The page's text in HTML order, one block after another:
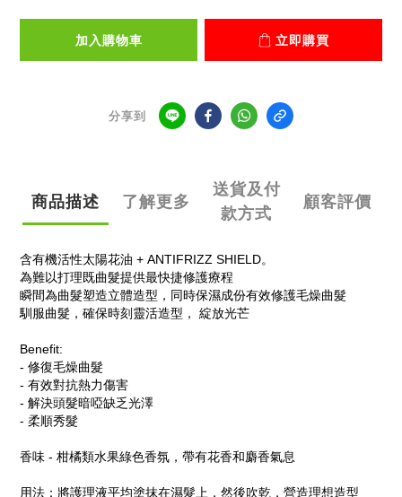
加入購物車 立即購買
分享到
商品描述 了解更多
送貨及付
款方式
顧客評價
含有機活性太陽花油 + ANTIFRIZZ SHIELD。
為難以打理既曲髮提供最快捷修護療程
瞬間為曲髮塑造立體造型，同時保濕成份有效修護毛燥曲髮
馴服曲髮，確保時刻靈活造型， 綻放光芒
Benefit:
- 修復毛燥曲髮
- 有效對抗熱力傷害
- 解決頭髮暗啞缺乏光澤
- 柔順秀髮
香味 - 柑橘類水果綠色香氛，帶有花香和麝香氣息
用法：將護理液平均塗抹在濕髮上，然後吹乾，營造理想造型